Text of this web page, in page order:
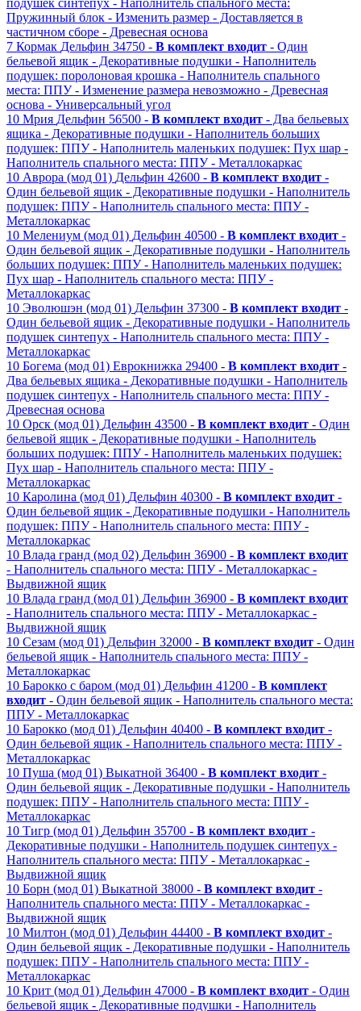
Пружинный блок - Изменить размер - Доставляется в
частичном сборе - Древесная основа
7 Кормак Дельфин 34750 - В комплект входит - Один
бельевой ящик - Декоративные подушки - Наполнитель
подушек: поролоновая крошка - Наполнитель спального
места: ППУ - Изменение размера невозможно - Древесная
основа - Универсальный угол
10 Мрия Дельфин 56500 - В комплект входит - Два бельевых
ящика - Декоративные подушки - Наполнитель больших
подушек: ППУ - Наполнитель маленьких подушек: Пух шар -
Наполнитель спального места: ППУ - Металлокаркас
10 Аврора (мод 01) Дельфин 42600 - В комплект входит -
Один бельевой ящик - Декоративные подушки - Наполнитель
подушек: ППУ - Наполнитель спального места: ППУ -
Металлокаркас
10 Мелениум (мод 01) Дельфин 40500 - В комплект входит -
Один бельевой ящик - Декоративные подушки - Наполнитель
больших подушек: ППУ - Наполнитель маленьких подушек:
Пух шар - Наполнитель спального места: ППУ -
Металлокаркас
10 Эволюшэн (мод 01) Дельфин 37300 - В комплект входит -
Один бельевой ящик - Декоративные подушки - Наполнитель
подушек синтепух - Наполнитель спального места: ППУ -
Металлокаркас
10 Богема (мод 01) Еврокнижка 29400 - В комплект входит -
Два бельевых ящика - Декоративные подушки - Наполнитель
подушек синтепух - Наполнитель спального места: ППУ -
Древесная основа
10 Орск (мод 01) Дельфин 43500 - В комплект входит - Один
бельевой ящик - Декоративные подушки - Наполнитель
больших подушек: ППУ - Наполнитель маленьких подушек:
Пух шар - Наполнитель спального места: ППУ -
Металлокаркас
10 Каролина (мод 01) Дельфин 40300 - В комплект входит -
Один бельевой ящик - Декоративные подушки - Наполнитель
подушек: ППУ - Наполнитель спального места: ППУ -
Металлокаркас
10 Влада гранд (мод 02) Дельфин 36900 - В комплект входит
- Наполнитель спального места: ППУ - Металлокаркас -
Выдвижной ящик
10 Влада гранд (мод 01) Дельфин 36900 - В комплект входит
- Наполнитель спального места: ППУ - Металлокаркас -
Выдвижной ящик
10 Сезам (мод 01) Дельфин 32000 - В комплект входит - Один
бельевой ящик - Наполнитель спального места: ППУ -
Металлокаркас
10 Барокко с баром (мод 01) Дельфин 41200 - В комплект
входит - Один бельевой ящик - Наполнитель спального места:
ППУ - Металлокаркас
10 Барокко (мод 01) Дельфин 40400 - В комплект входит -
Один бельевой ящик - Наполнитель спального места: ППУ -
Металлокаркас
10 Пуша (мод 01) Выкатной 36400 - В комплект входит -
Один бельевой ящик - Декоративные подушки - Наполнитель
подушек: ППУ - Наполнитель спального места: ППУ -
Металлокаркас
10 Тигр (мод 01) Дельфин 35700 - В комплект входит -
Декоративные подушки - Наполнитель подушек синтепух -
Наполнитель спального места: ППУ - Металлокаркас -
Выдвижной ящик
10 Борн (мод 01) Выкатной 38000 - В комплект входит -
Наполнитель спального места: ППУ - Металлокаркас -
Выдвижной ящик
10 Милтон (мод 01) Дельфин 44400 - В комплект входит -
Один бельевой ящик - Декоративные подушки - Наполнитель
подушек: ППУ - Наполнитель спального места: ППУ -
Металлокаркас
10 Крит (мод 01) Дельфин 47000 - В комплект входит - Один
бельевой ящик - Декоративные подушки - Наполнитель